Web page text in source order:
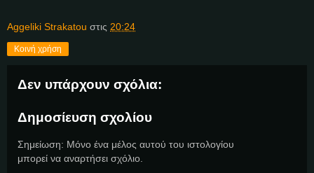
Aggeliki Strakatou στις 20:24
Κοινή χρήση
Δεν υπάρχουν σχόλια:
Δημοσίευση σχολίου
Σημείωση: Μόνο ένα μέλος αυτού του ιστολογίου
μπορεί να αναρτήσει σχόλιο.